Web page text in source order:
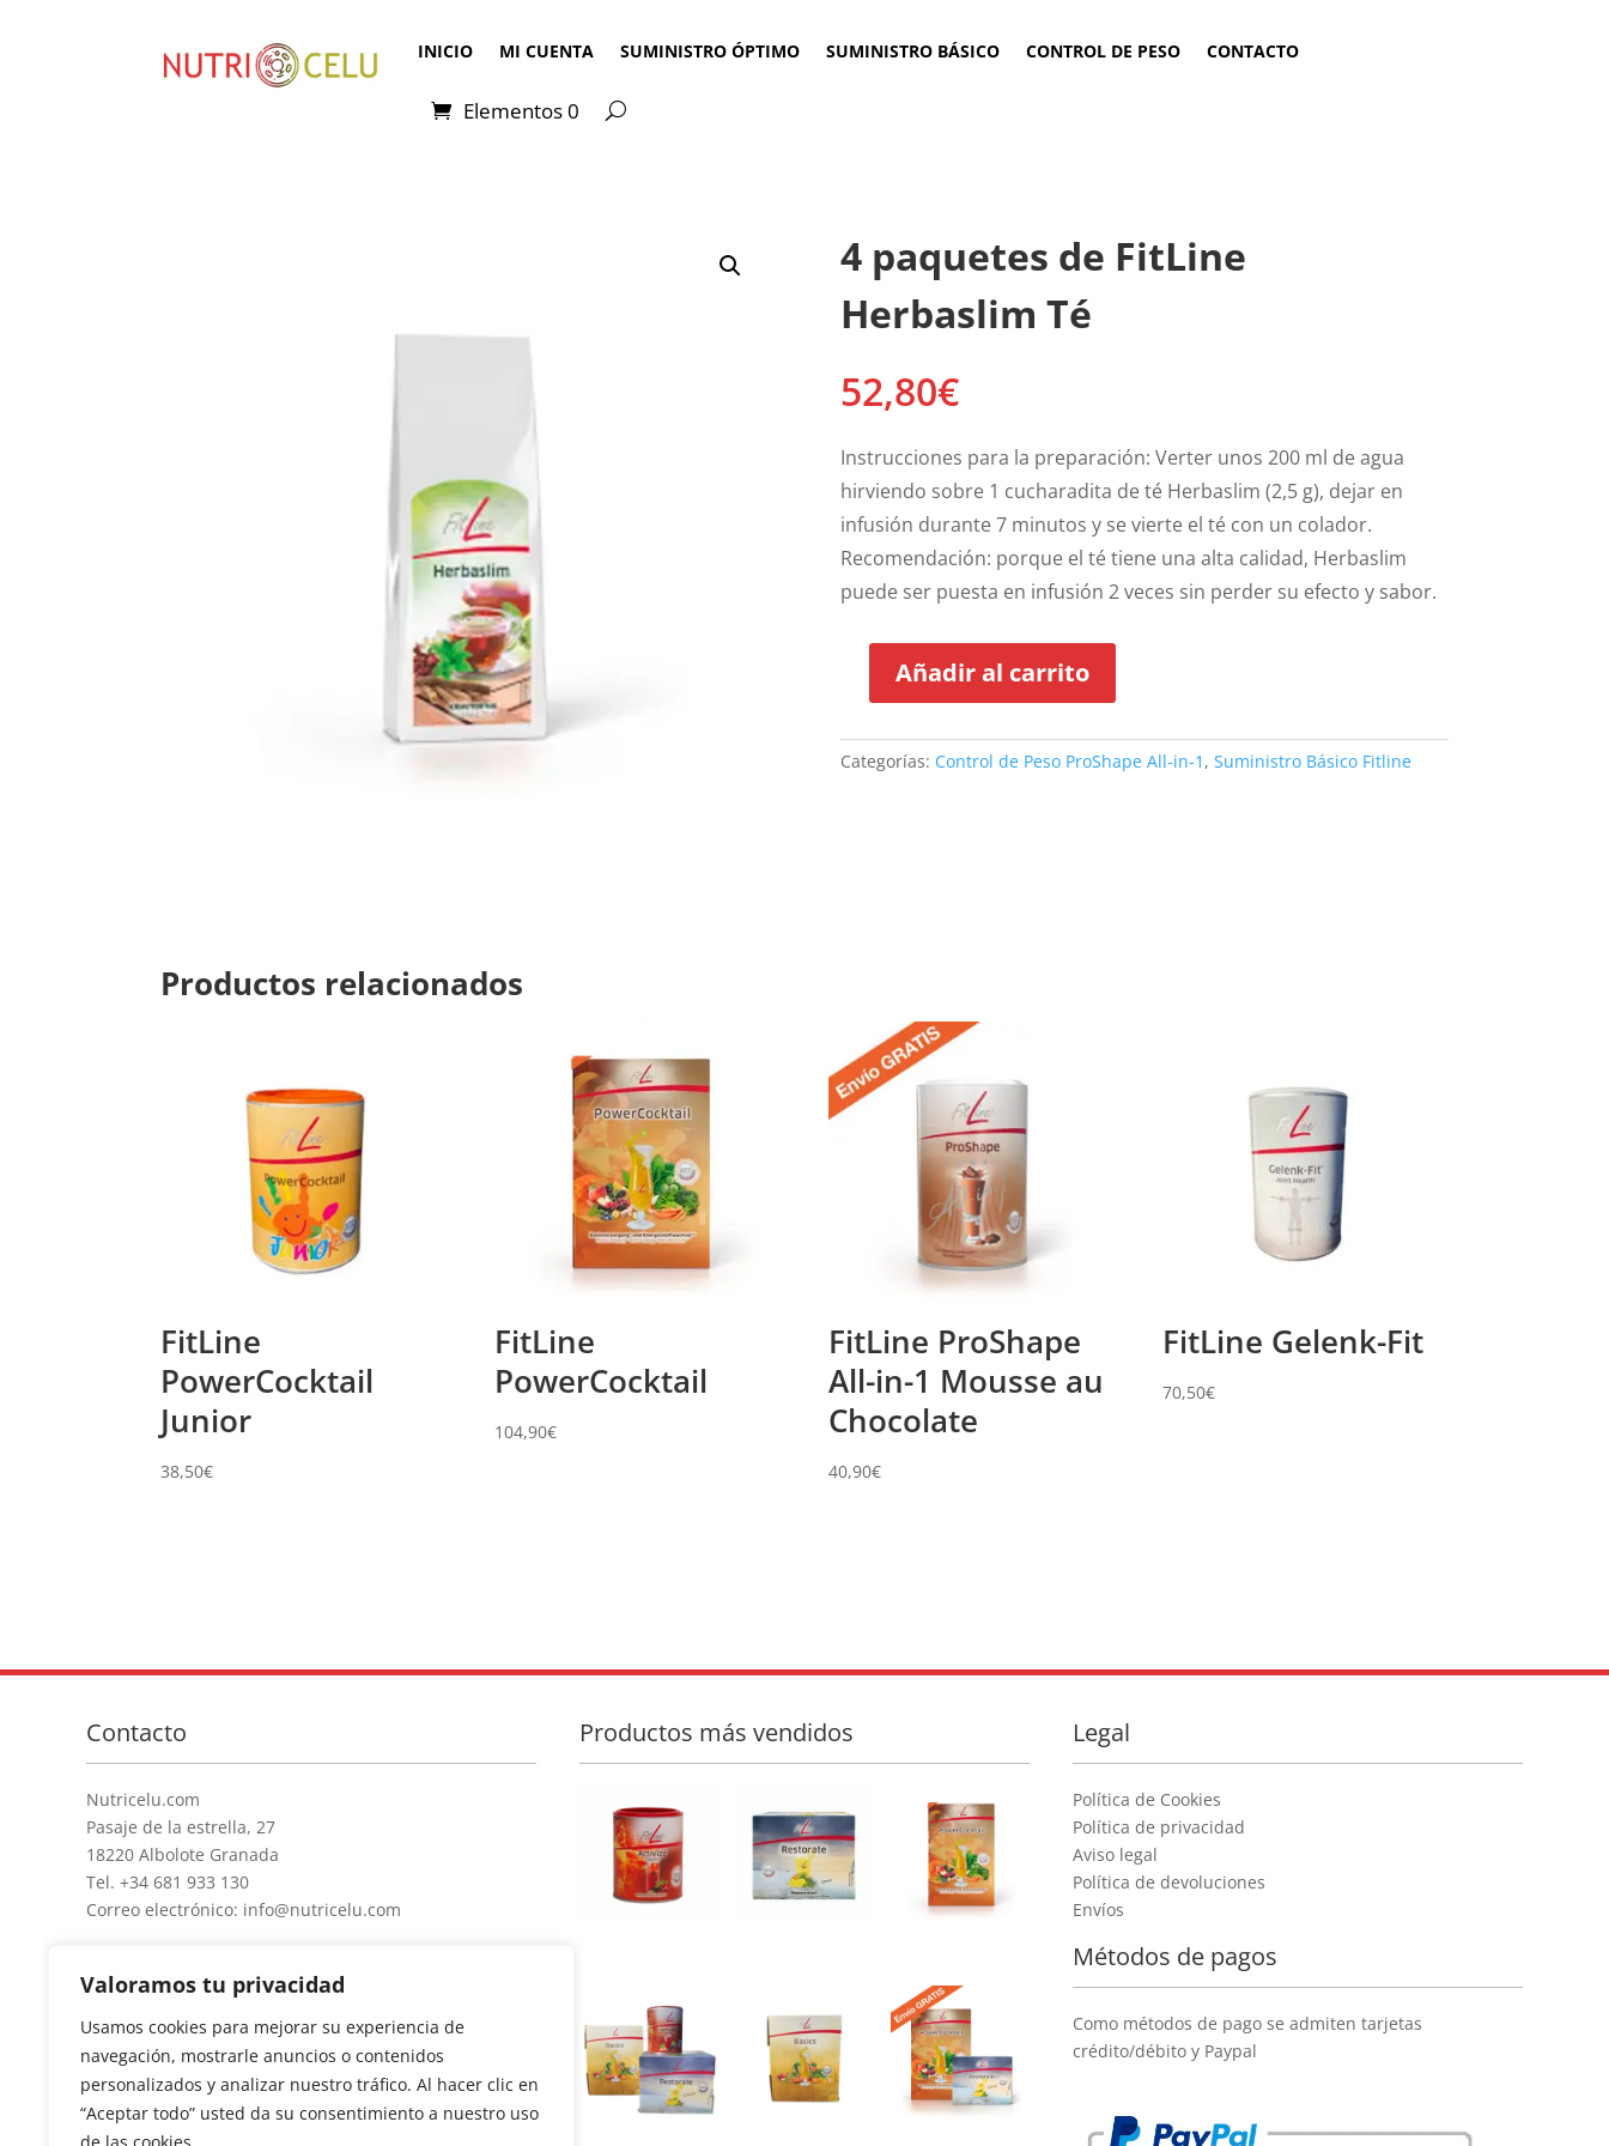
Valoramos tu privacidad
Usamos cookies para mejorar su experiencia de
navegación, mostrarle anuncios o contenidos
personalizados y analizar nuestro tráfico. Al hacer clic en
“Aceptar todo” usted da su consentimiento a nuestro uso
INICIO MI CUENTA SUMINISTRO ÓPTIMO SUMINISTRO BÁSICO CONTROL DE PESO CONTACTO
Elementos 0
4 paquetes de FitLine
Herbaslim Té
52,80€
Instrucciones para la preparación: Verter unos 200 ml de agua
hirviendo sobre 1 cucharadita de té Herbaslim (2,5 g), dejar en
infusión durante 7 minutos y se vierte el té con un colador.
Recomendación: porque el té tiene una alta calidad, Herbaslim
puede ser puesta en infusión 2 veces sin perder su efecto y sabor.
de
FitLine
Añadir al carrito
Categorías: Control de Peso ProShape All-in-1 , Suministro Básico Fitline
Productos relacionados
FitLine
PowerCocktail
Junior
38,50€
FitLine
PowerCocktail
104,90€
FitLine ProShape
All-in-1 Mousse au
Chocolate
40,90€
FitLine Gelenk-Fit
70,50€
Contacto
Nutricelu.com
Pasaje de la estrella, 27
18220 Albolote Granada
Tel. +34 681 933 130
Correo electrónico: info@nutricelu.com
Productos más vendidos Legal
Política de Cookies
Política de privacidad
Aviso legal
Política de devoluciones
Envíos
Métodos de pagos
Como métodos de pago se admiten tarjetas
crédito/débito y Paypal